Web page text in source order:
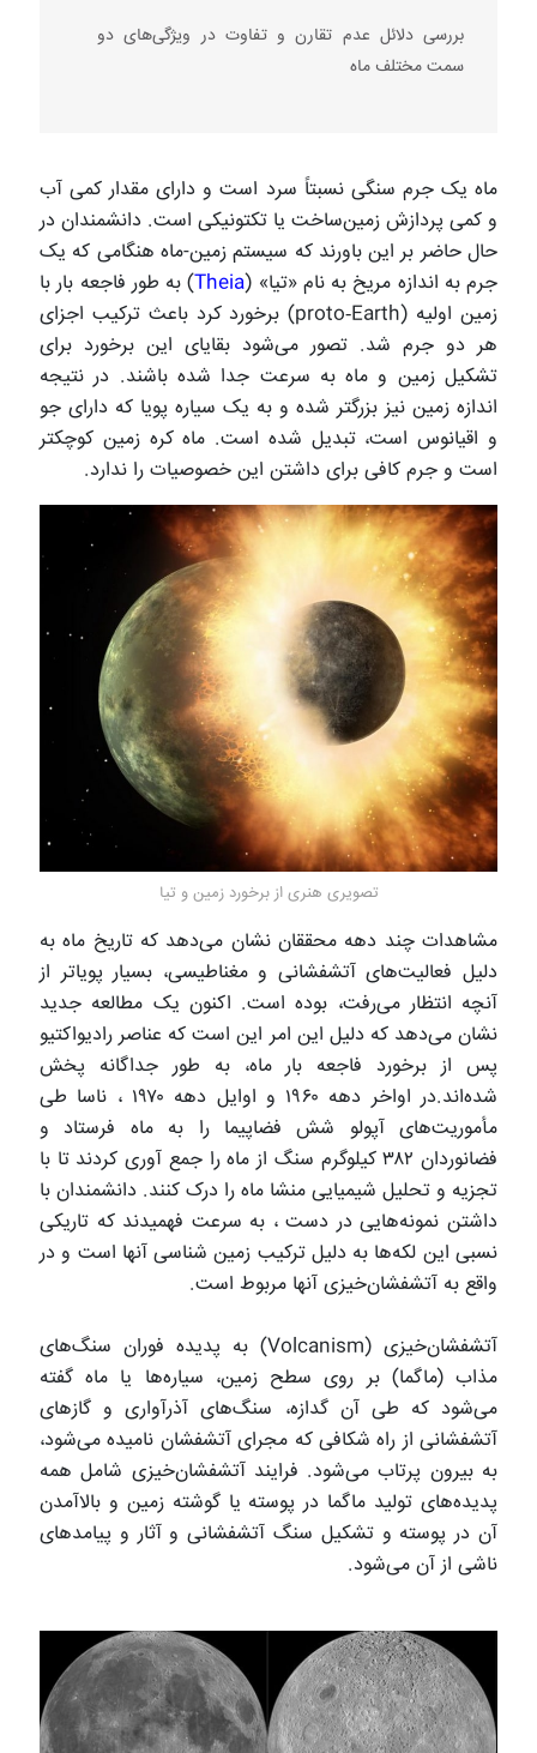
بررسی دلائل عدم تقارن و تفاوت در ویژگی‌های دو
سمت مختلف ماه
ماه یک جرم سنگی نسبتاً سرد است و دارای مقدار کمی آب
و کمی پردازش زمین‌ساخت یا تکتونیکی است. دانشمندان در
حال حاضر بر این باورند که سیستم زمین-ماه هنگامی که یک
جرم به اندازه مریخ به نام «تیا» (Theia) به طور فاجعه بار با
زمین اولیه (proto‐Earth) برخورد کرد باعث ترکیب اجزای
هر دو جرم شد. تصور می‌شود بقایای این برخورد برای
تشکیل زمین و ماه به سرعت جدا شده باشند. در نتیجه
اندازه زمین نیز بزرگتر شده و به یک سیاره پویا که دارای جو
و اقیانوس است، تبدیل شده است. ماه کره زمین کوچکتر
است و جرم کافی برای داشتن این خصوصیات را ندارد.
تصویری هنری از برخورد زمین و تیا
مشاهدات چند دهه محققان نشان می‌دهد که تاریخ ماه به
دلیل فعالیت‌های آتشفشانی و مغناطیسی، بسیار پویاتر از
آنچه انتظار می‌رفت، بوده است. اکنون یک مطالعه جدید
نشان می‌دهد که دلیل این امر این است که عناصر رادیواکتیو
پس از برخورد فاجعه بار ماه، به طور جداگانه پخش
شده‌اند.در اواخر دهه ۱۹۶۰ و اوایل دهه ۱۹۷۰ ، ناسا طی
مأموریت‌های آپولو شش فضاپیما را به ماه فرستاد و
فضانوردان ۳۸۲ کیلوگرم سنگ از ماه را جمع آوری کردند تا با
تجزیه و تحلیل شیمیایی منشا ماه را درک کنند. دانشمندان با
داشتن نمونه‌هایی در دست ، به سرعت فهمیدند که تاریکی
نسبی این لکه‌ها به دلیل ترکیب زمین شناسی آنها است و در
واقع به آتشفشان‌خیزی آنها مربوط است.
آتشفشان‌خیزی (Volcanism‎) به پدیده فوران سنگ‌های
مذاب (ماگما) بر روی سطح زمین، سیاره‌ها یا ماه گفته
می‌شود که طی آن گدازه، سنگ‌های آذرآواری و گازهای
آتشفشانی از راه شکافی که مجرای آتشفشان نامیده می‌شود،
به بیرون پرتاب می‌شود. فرایند آتشفشان‌خیزی شامل همه
پدیده‌های تولید ماگما در پوسته یا گوشته زمین و بالاآمدن
آن در پوسته و تشکیل سنگ آتشفشانی و آثار و پیامدهای
ناشی از آن می‌شود.